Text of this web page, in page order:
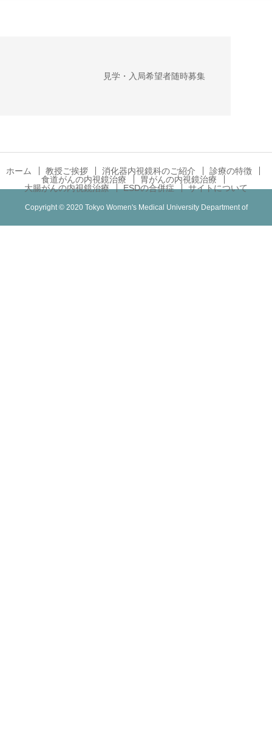
見学・入局希望者随時募集
ホーム 教授ご挨拶 消化器内視鏡科のご紹介
診療の特徴
食道がんの内視鏡治療
胃がんの内視鏡治療
大腸がんの内視鏡治療
ESDの合併症 サイトについて
Copyright © 2020 Tokyo Women's Medical University Department of